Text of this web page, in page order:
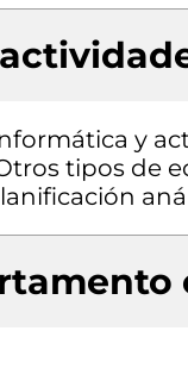
y
tipos de